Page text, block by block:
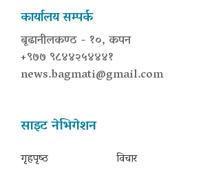
कार्यालय सम्पर्क
बूढानीलकण्ठ - १०, कपन
+९७७ ९८४४२५४४४१
news.bagmati@gmail.com
साइट नेभिगेशन
गृहपृष्‍ठ
विचार